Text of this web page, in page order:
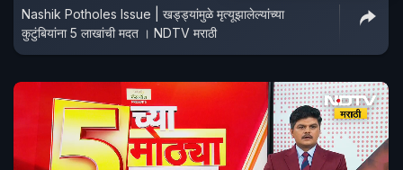
Nashik Potholes Issue | खड्ड्यांमुळे मृत्यूझालेल्यांच्या
कुटुंबियांना 5 लाखांची मदत । NDTV मराठी